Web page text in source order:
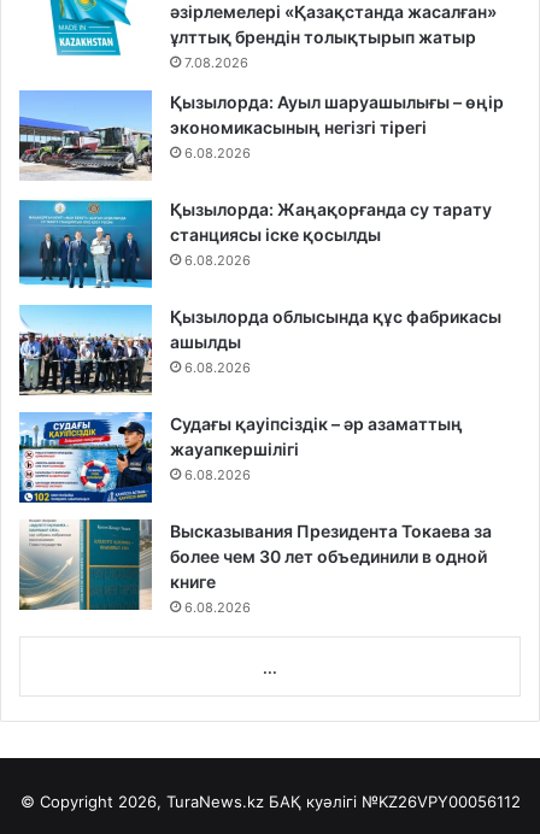
әзірлемелері «Қазақстанда жасалған»
ұлттық брендін толықтырып жатыр
7.08.2026
Қызылорда: Ауыл шаруашылығы – өңір
экономикасының негізгі тірегі
6.08.2026
Қызылорда: Жаңақорғанда су тарату
станциясы іске қосылды
6.08.2026
Қызылорда облысында құс фабрикасы
ашылды
6.08.2026
Судағы қауіпсіздік – әр азаматтың
жауапкершілігі
6.08.2026
Высказывания Президента Токаева за
более чем 30 лет объединили в одной
книге
6.08.2026
...
© Copyright 2026, TuraNews.kz БАҚ куәлігі №KZ26VPY00056112